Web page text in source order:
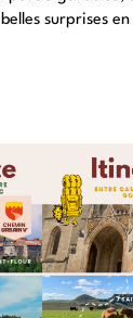
surprises